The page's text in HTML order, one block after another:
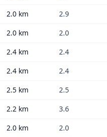
2.0 km 2.9
2.0 km 2.0
2.4 km 2.4
2.4 km 2.4
2.5 km 2.5
2.2 km 3.6
2.0 km 2.0